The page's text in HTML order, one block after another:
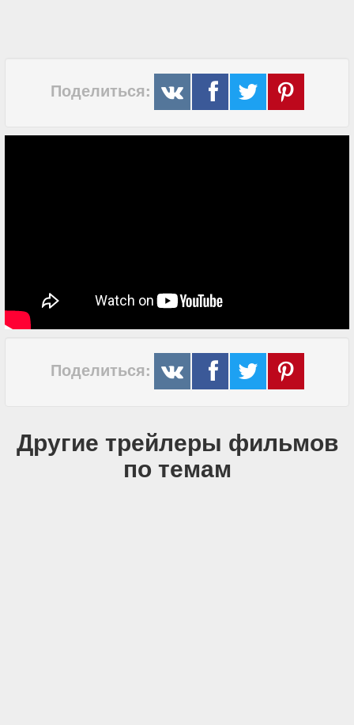
Поделиться:
Поделиться:
Другие трейлеры фильмов
по темам